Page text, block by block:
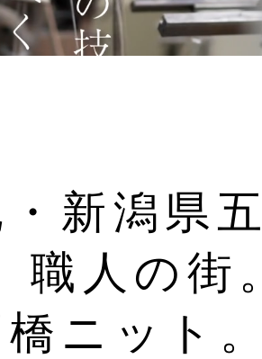
新潟県
人の街
ニット。